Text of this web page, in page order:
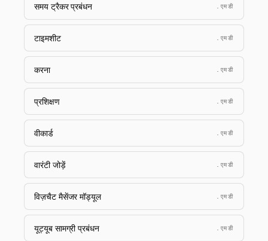
समय ट्रैकर प्रबंधन .एमडी
टाइमशीट .एमडी
करना .एमडी
प्रशिक्षण .एमडी
वीकार्ड .एमडी
वारंटी जोड़ें .एमडी
विज़चैट मैसेंजर मॉड्यूल .एमडी
यूट्यूब सामग्री प्रबंधन .एमडी